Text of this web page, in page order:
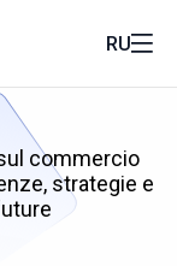
RU
commercio
strategie e